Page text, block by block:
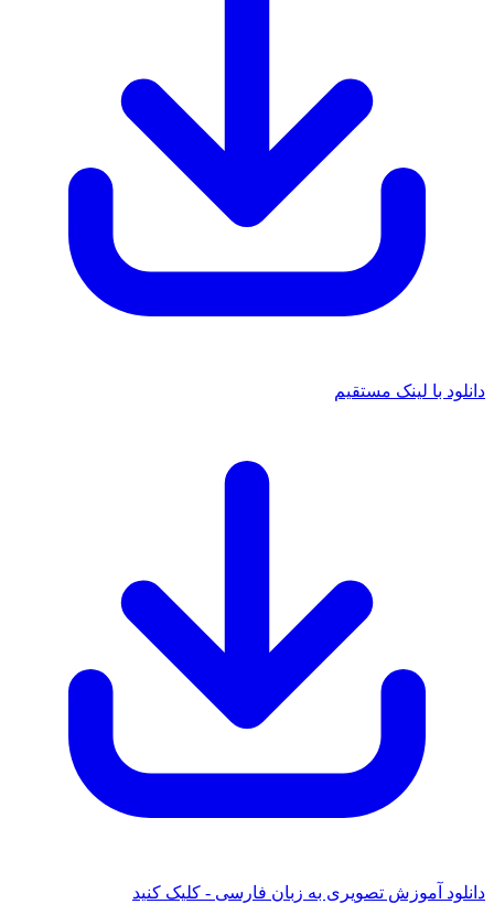
دانلود با لینک مستقیم
دانلود آموزش تصویری به زبان فارسی - کلیک کنید